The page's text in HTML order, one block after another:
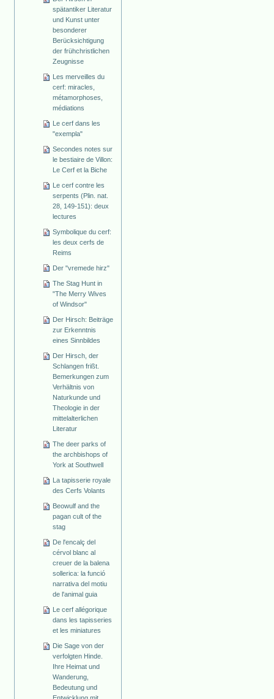
spätantiker Literatur
und Kunst unter
besonderer
Berücksichtigung
der frühchristlichen
Zeugnisse
Les merveilles du
cerf: miracles,
métamorphoses,
médiations
Le cerf dans les
"exempla"
Secondes notes sur
le bestiaire de Villon:
Le Cerf et la Biche
Le cerf contre les
serpents (Plin. nat.
28, 149-151): deux
lectures
Symbolique du cerf:
les deux cerfs de
Reims
Der "vremede hirz"
The Stag Hunt in
"The Merry Wives
of Windsor"
Der Hirsch: Beiträge
zur Erkenntnis
eines Sinnbildes
Der Hirsch, der
Schlangen frißt.
Bemerkungen zum
Verhältnis von
Naturkunde und
Theologie in der
mittelalterlichen
Literatur
The deer parks of
the archbishops of
York at Southwell
La tapisserie royale
des Cerfs Volants
Beowulf and the
pagan cult of the
stag
De l'encalç del
cérvol blanc al
creuer de la balena
sollerica: la funció
narrativa del motiu
de l'animal guia
Le cerf allégorique
dans les tapisseries
et les miniatures
Die Sage von der
verfolgten Hinde.
Ihre Heimat und
Wanderung,
Bedeutung und